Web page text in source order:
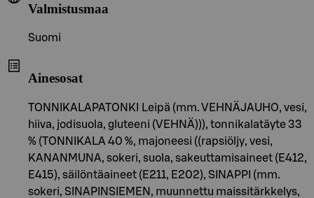
Valmistusmaa
Suomi
Ainesosat
TONNIKALAPATONKI Leipä (mm. VEHNÄJAUHO, vesi,
hiiva, jodisuola, gluteeni (VEHNÄ))), tonnikalatäyte 33
% (TONNIKALA 40 %, majoneesi ((rapsiöljy, vesi,
KANANMUNA, sokeri, suola, sakeuttamisaineet (E412,
E415), säilöntäaineet (E211, E202), SINAPPI (mm.
sokeri, SINAPINSIEMEN, muunnettu maissitärkkelys,